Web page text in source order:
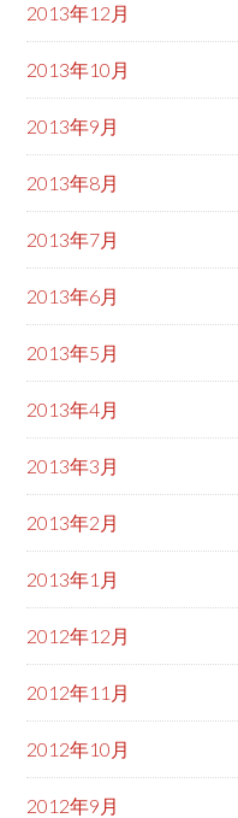
2013年12月
2013年10月
2013年9月
2013年8月
2013年7月
2013年6月
2013年5月
2013年4月
2013年3月
2013年2月
2013年1月
2012年12月
2012年11月
2012年10月
2012年9月